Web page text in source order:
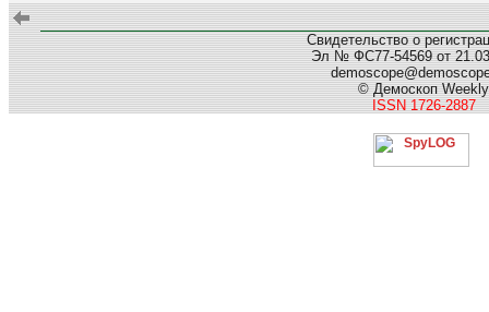
Свидетельство о
Эл № ФС77-54569 от
© Демоскоп Weekly
ISSN 1726-2887